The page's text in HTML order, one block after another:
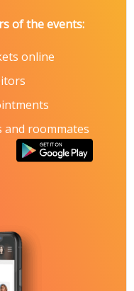
of the events:
online
and roommates